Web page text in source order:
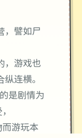
，譬如尸
，游戏也
连横。
是剧情为
游玩本